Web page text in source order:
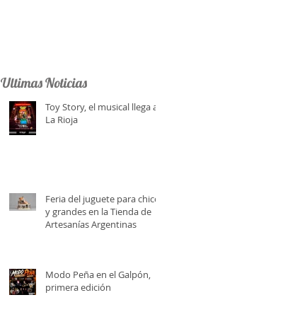
Ultimas Noticias
Toy Story, el musical llega a
La Rioja
Feria del juguete para chicos
y grandes en la Tienda de
Artesanías Argentinas
Modo Peña en el Galpón,
primera edición